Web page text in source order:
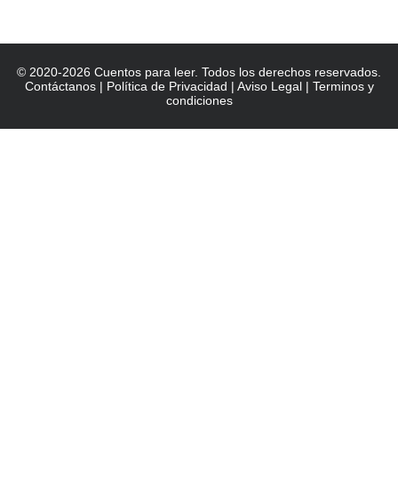
© 2020-2026 Cuentos para leer. Todos los derechos reservados.
Contáctanos| Política de Privacidad | Aviso Legal| Terminos y
condiciones